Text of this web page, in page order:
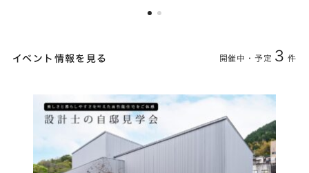
イベント情報を見る 開催中・予定 3 件